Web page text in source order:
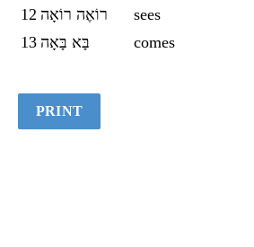
12 רוֹאֶה רוֹאָה
sees
13 בָּא בָּאָה comes
PRINT